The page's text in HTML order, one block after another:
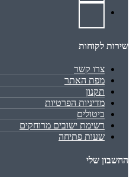
שירות לקוחות
צרו קשר
מפת האתר
תקנון
מדיניות הפרטיות
ביטולים
רשימת ישובים מרוחקים
שעות פתיחה
החשבון שלי